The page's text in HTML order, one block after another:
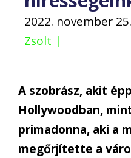
2022. november 25.
Zsolt |
A szobrász, akit
Hollywoodban,
primadonna, aki a
megőrjítette a